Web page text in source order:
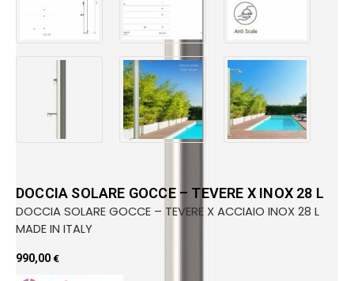
DOCCIA SOLARE GOCCE – TEVERE X INOX 28 L
DOCCIA SOLARE GOCCE – TEVERE X ACCIAIO INOX 28 L
MADE IN ITALY
990,00€